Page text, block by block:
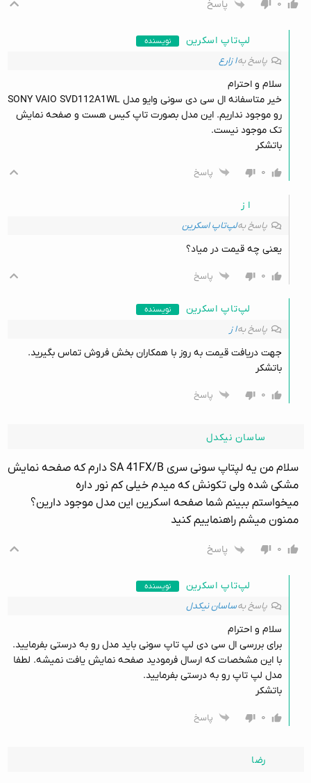
۰ پاسخ
لپ‌تاپ اسکرین نویسنده
پاسخ بها زارع
سلام و احترام
خیر متاسفانه ال سی دی سونی وایو مدل SONY VAIO SVD112A1WL
رو موجود نداریم. این مدل بصورت تاپ کیس هست و صفحه نمایش
تک موجود نیست.
باتشکر
۰
پاسخ
ا ز
پاسخ بهلپ‌تاپ اسکرین
یعنی چه قیمت در میاد؟
۰
پاسخ
لپ‌تاپ اسکرین نویسنده
پاسخ بها ز
جهت دریافت قیمت به روز با همکاران بخش فروش تماس بگیرید.
باتشکر
۰
پاسخ
ساسان نیکدل
سلام من یه لپتاپ سونی سری SA 41FX/B دارم که صفحه نمایش
مشکی شده ولی تکونش که میدم خیلی کم نور داره
میخواستم ببینم شما صفحه اسکرین این مدل موجود دارین؟
ممنون میشم راهنماییم کنید
۰ پاسخ
لپ‌تاپ اسکرین نویسنده
پاسخ بهساسان نیکدل
سلام و احترام
برای بررسی ال سی دی لپ تاپ سونی باید مدل رو به درستی بفرمایید.
با این مشخصات که ارسال فرمودید صفحه نمایش یافت نمیشه. لطفا
مدل لپ تاپ رو به درستی بفرمایید.
باتشکر
۰
پاسخ
رضا